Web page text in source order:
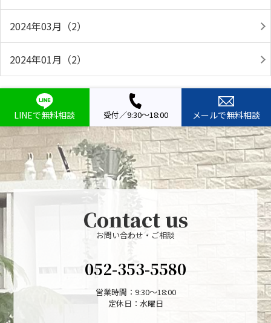
2024年03月（2）
2024年01月（2）
LINEで無料相談 受付／9:30～18:00 メールで無料相談
Contact us
お問い合わせ・ご相談
052-353-5580
営業時間：9:30～18:00
定休日：水曜日